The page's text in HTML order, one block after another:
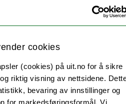
cookies
(cookies) på uit.no for å sikre
riktig visning av nettsidene.
bevaring av innstillinger og
for markedsføringsformål. Vi